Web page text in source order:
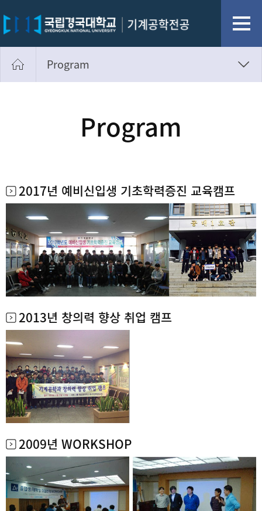
Program
Program
2017년 예비신입생 기초학력증진 교육캠프
2013년 창의력 향상 취업 캠프
2009년 WORKSHOP